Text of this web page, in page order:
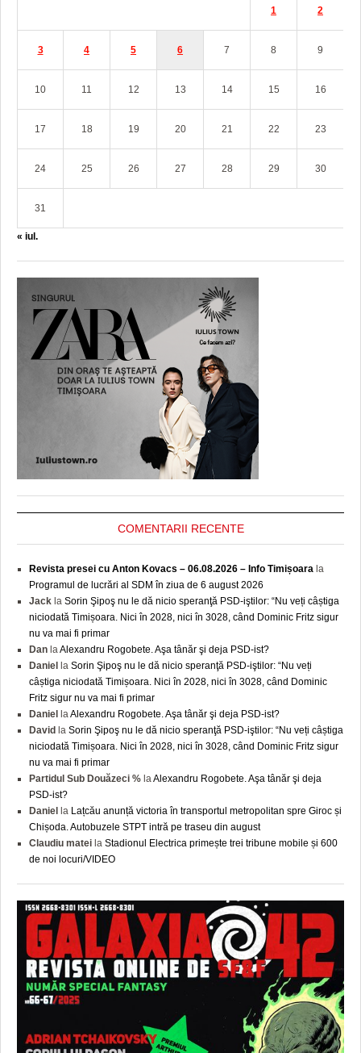
1 2
3 4 5 6 7 8 9
10 11 12 13 14 15 16
17 18 19 20 21 22 23
24 25 26 27 28 29 30
31
« iul.
COMENTARII RECENTE
Revista presei cu Anton Kovacs – 06.08.2026 – Info Timișoara la
Programul de lucrări al SDM în ziua de 6 august 2026
Jack la Sorin Şipoş nu le dă nicio speranţă PSD-iştilor: “Nu veți câștiga
niciodată Timișoara. Nici în 2028, nici în 3028, când Dominic Fritz sigur
nu va mai fi primar
Dan la Alexandru Rogobete. Aşa tânăr şi deja PSD-ist?
Daniel la Sorin Şipoş nu le dă nicio speranţă PSD-iştilor: “Nu veți
câștiga niciodată Timișoara. Nici în 2028, nici în 3028, când Dominic
Fritz sigur nu va mai fi primar
Daniel la Alexandru Rogobete. Aşa tânăr şi deja PSD-ist?
David la Sorin Şipoş nu le dă nicio speranţă PSD-iştilor: “Nu veți câștiga
niciodată Timișoara. Nici în 2028, nici în 3028, când Dominic Fritz sigur
nu va mai fi primar
Partidul Sub Douăzeci % la Alexandru Rogobete. Aşa tânăr şi deja
PSD-ist?
Daniel la Lațcău anunță victoria în transportul metropolitan spre Giroc și
Chișoda. Autobuzele STPT intră pe traseu din august
Claudiu matei la Stadionul Electrica primește trei tribune mobile și 600
de noi locuri/VIDEO